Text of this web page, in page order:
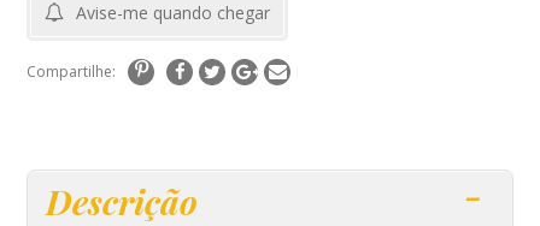
Avise-me quando chegar
Compartilhe:
Descrição